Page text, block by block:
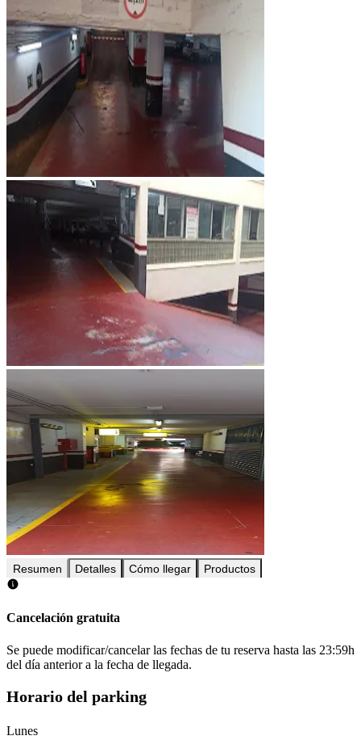
Resumen Detalles Cómo llegar Productos
Cancelación gratuita
Se puede modificar/cancelar las fechas de tu reserva hasta las 23:59h
del día anterior a la fecha de llegada.
Horario del parking
Lunes